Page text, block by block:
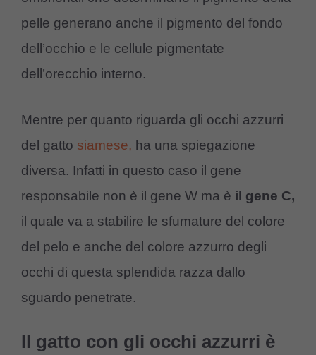
pelle generano anche il pigmento del fondo
dell’occhio e le cellule pigmentate
dell’orecchio interno.
Mentre per quanto riguarda gli occhi azzurri
del gatto siamese, ha una spiegazione
diversa. Infatti in questo caso il gene
responsabile non è il gene W ma è il gene C,
il quale va a stabilire le sfumature del colore
del pelo e anche del colore azzurro degli
occhi di questa splendida razza dallo
sguardo penetrate.
Il gatto con gli occhi azzurri è